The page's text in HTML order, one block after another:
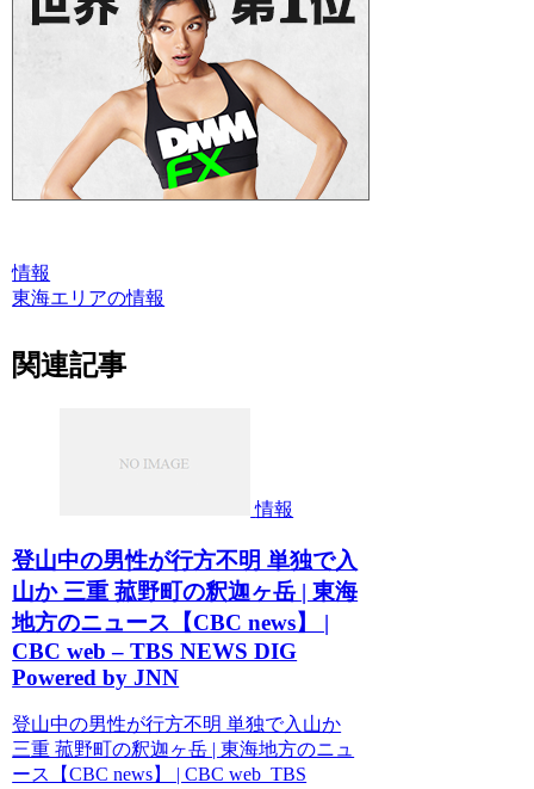
情報
東海エリアの情報
関連記事
情報
登山中の男性が行方不明 単独で入
山か 三重 菰野町の釈迦ヶ岳 | 東海
地方のニュース【CBC news】 |
CBC web – TBS NEWS DIG
Powered by JNN
登山中の男性が行方不明 単独で入山か
三重 菰野町の釈迦ヶ岳 | 東海地方のニュ
ース【CBC news】 | CBC web TBS